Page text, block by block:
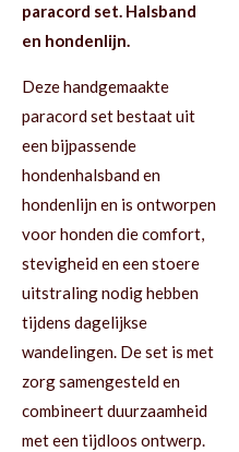
paracord set. Halsband
en hondenlijn.
Deze handgemaakte
paracord set bestaat uit
een bijpassende
hondenhalsband en
hondenlijn en is ontworpen
voor honden die comfort,
stevigheid en een stoere
uitstraling nodig hebben
tijdens dagelijkse
wandelingen. De set is met
zorg samengesteld en
combineert duurzaamheid
met een tijdloos ontwerp.